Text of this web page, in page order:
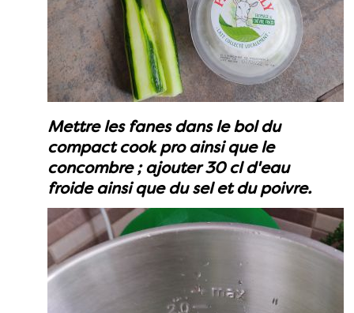
Mettre les fanes dans le bol du
compact cook pro ainsi que le
concombre ; ajouter 30 cl d'eau
froide ainsi que du sel et du poivre.